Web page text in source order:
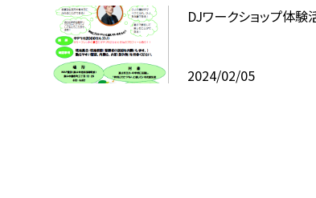
DJワークショップ体験
2024/02/05